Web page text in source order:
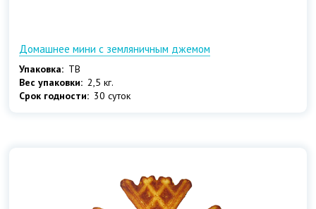
Домашнее мини с земляничным джемом
Упаковка: ТВ
Вес упаковки: 2,5 кг.
Срок годности: 30 суток